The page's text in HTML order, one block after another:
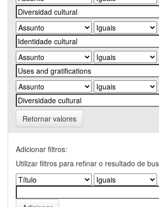
Retornar valores
Adicionar filtros:
Utilizar filtros para refinar o resultado de